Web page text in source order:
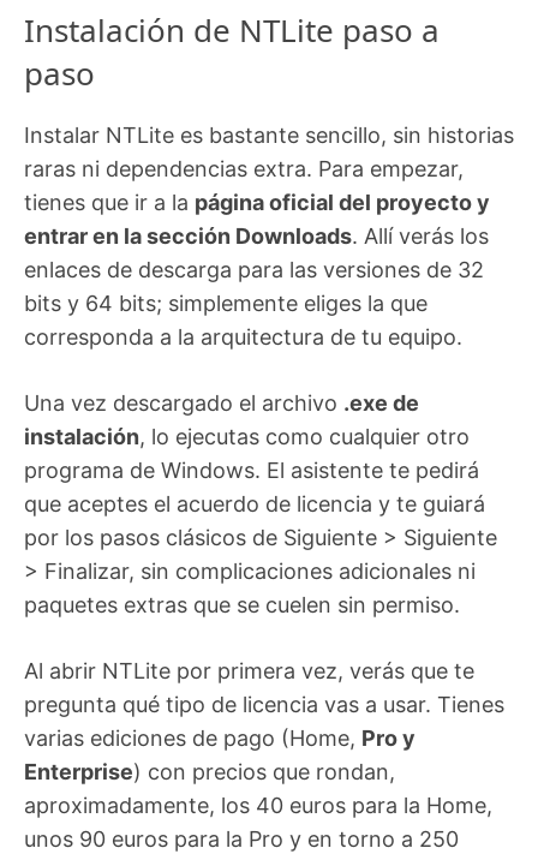
Instalación de NTLite paso a
paso
Instalar NTLite es bastante sencillo, sin historias
raras ni dependencias extra. Para empezar,
tienes que ir a la página oficial del proyecto y
entrar en la sección Downloads. Allí verás los
enlaces de descarga para las versiones de 32
bits y 64 bits; simplemente eliges la que
corresponda a la arquitectura de tu equipo.
Una vez descargado el archivo .exe de
instalación, lo ejecutas como cualquier otro
programa de Windows. El asistente te pedirá
que aceptes el acuerdo de licencia y te guiará
por los pasos clásicos de Siguiente > Siguiente
> Finalizar, sin complicaciones adicionales ni
paquetes extras que se cuelen sin permiso.
Al abrir NTLite por primera vez, verás que te
pregunta qué tipo de licencia vas a usar. Tienes
varias ediciones de pago (Home, Pro y
Enterprise) con precios que rondan,
aproximadamente, los 40 euros para la Home,
unos 90 euros para la Pro y en torno a 250